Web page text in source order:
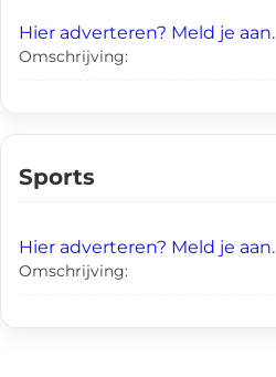
Hier adverteren? Meld je aan.
Omschrijving:
Sports
Hier adverteren? Meld je aan.
Omschrijving: